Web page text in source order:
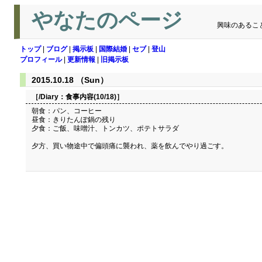
やなたのページ 興味のあるこ
トップ| ブログ| 掲示板 国際結婚 セブ| 登山
プロフィール| 更新情報 旧掲示板
2015.10.18 （Sun）
［/Diary： 食事内容(10/18)］
朝食：パン、コーヒー
昼食：きりたんぽ鍋の残り
夕食：ご飯、味噌汁、トンカツ、ポテトサラダ
夕方、買い物途中で偏頭痛に襲われ、薬を飲んでやり過ごす。